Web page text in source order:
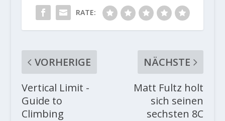
RATE:
VORHERIGE
Vertical Limit -
Guide to
Climbing
NÄCHSTE
Matt Fultz holt
sich seinen
sechsten 8C